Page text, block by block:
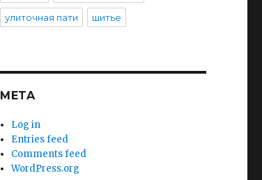
улиточная пати шитье
META
Log in
Entries feed
Comments feed
WordPress.org